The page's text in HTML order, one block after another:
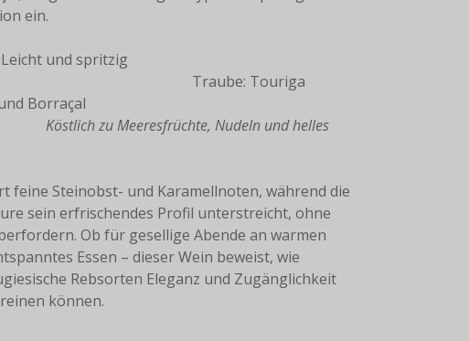
ein.
und spritzig
Touriga
Vinhão und Borraçal
Köstlich zu Meeresfrüchte, Nudeln und helles
feine Steinobst- und Karamellnoten, während die
sein erfrischendes Profil unterstreicht, ohne
Ob für gesellige Abende an warmen
Essen – dieser Wein beweist, wie
Rebsorten Eleganz und Zugänglichkeit
können.